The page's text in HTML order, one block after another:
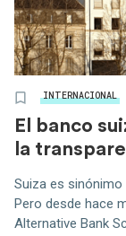
INTERNACIONAL
El banco
la
Suiza es sinónimo
Pero desde hace
Alternative Bank